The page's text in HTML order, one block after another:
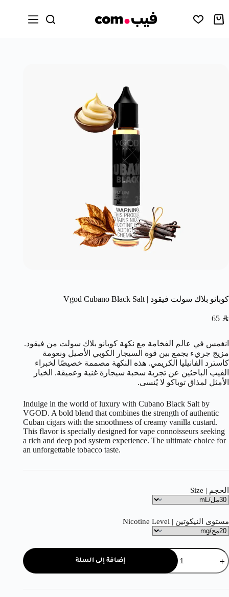
كوبانو بلاك سولت فيقود | Vgod Cubano Black Salt
65 SAR
انغمس في عالم الفخامة مع نكهة كوبانو بلاك سولت من فيقود.
مزيج جريء يجمع بين قوة السيجار الكوبي الأصيل ونعومة
كاسترد الفانيليا الكريمي. هذه النكهة مصممة خصيصًا لخبراء
الفيب الباحثين عن تجربة سحبة سيجارة غنية وعميقة. الخيار
الأمثل لمذاق توباكو لا يُنسى.
Indulge in the world of luxury with Cubano Black Salt by
VGOD. A bold blend that combines the strength of authentic
Cuban cigars with the smoothness of creamy vanilla custard.
This flavor is specially designed for vape connoisseurs seeking
a rich and deep pod system experience. The ultimate choice for
an unforgettable tobacco taste.
الحجم | Size
مستوى النيكوتين | Nicotine Level
إضافة إلى السلة